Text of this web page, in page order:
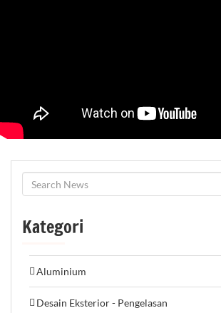
Kategori
Aluminium
Desain Eksterior - Pengelasan